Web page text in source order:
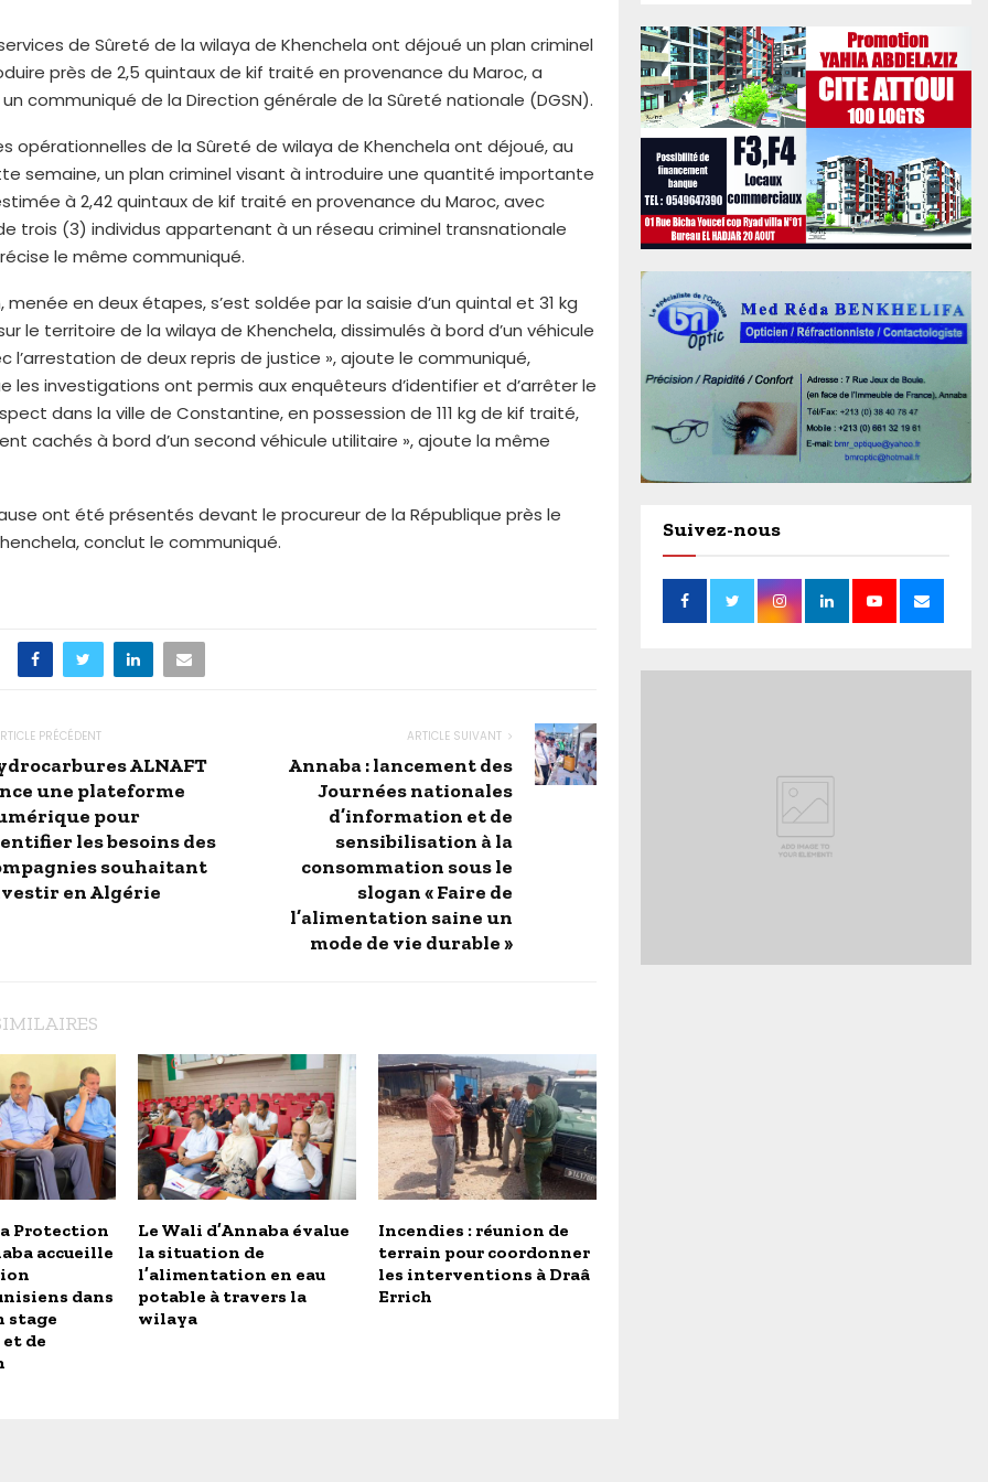
services de Sûreté de la wilaya de Khenchela ont déjoué un plan criminel
près de 2,5 quintaux de kif traité en provenance du Maroc, a
communiqué de la Direction générale de la Sûreté nationale (DGSN).
opérationnelles de la Sûreté de wilaya de Khenchela ont déjoué, au
semaine, un plan criminel visant à introduire une quantité importante
à 2,42 quintaux de kif traité en provenance du Maroc, avec
trois (3) individus appartenant à un réseau criminel transnationale
le même communiqué.
menée en deux étapes, s’est soldée par la saisie d’un quintal et 31 kg
le territoire de la wilaya de Khenchela, dissimulés à bord d’un véhicule
l’arrestation de deux repris de justice », ajoute le communiqué,
les investigations ont permis aux enquêteurs d’identifier et d’arrêter le
dans la ville de Constantine, en possession de 111 kg de kif traité,
cachés à bord d’un second véhicule utilitaire », ajoute la même
ont été présentés devant le procureur de la République près le
conclut le communiqué.
PRÉCÉDENT
ALNAFT
une plateforme
pour
les besoins des
souhaitant
en Algérie
ARTICLE SUIVANT
Annaba : lancement des
Journées nationales
d’information et de
sensibilisation à la
consommation sous le
slogan « Faire de
l’alimentation saine un
mode de vie durable »
Protection
accueille
dans
stage
de
Le Wali d’Annaba évalue
la situation de
l’alimentation en eau
potable à travers la
wilaya
Incendies : réunion de
terrain pour coordonner
les interventions à Draâ
Errich
Suivez-nous